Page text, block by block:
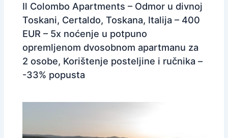
Il Colombo Apartments – Odmor u divnoj
Toskani, Certaldo, Toskana, Italija – 400
EUR – 5x noćenje u potpuno
opremljenom dvosobnom apartmanu za
2 osobe, Korištenje posteljine i ručnika –
-33% popusta